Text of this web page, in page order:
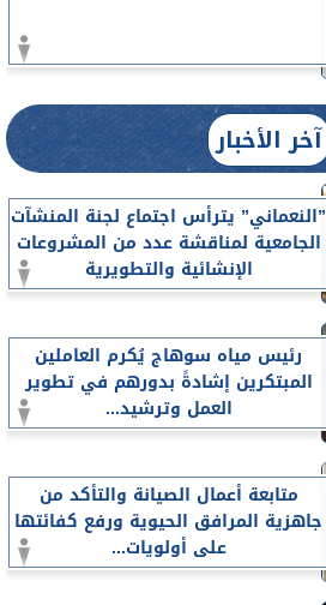
آخر الأخبار
”النعماني” يترأس اجتماع لجنة المنشآت
الجامعية لمناقشة عدد من المشروعات
الإنشائية والتطويرية
رئيس مياه سوهاج يُكرم العاملين
المبتكرين إشادةً بدورهم في تطوير
العمل وترشيد...
متابعة أعمال الصيانة والتأكد من
جاهزية المرافق الحيوية ورفع كفائتها
على أولويات...